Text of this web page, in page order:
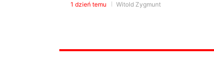
1 dzień temu Witold Zygmunt